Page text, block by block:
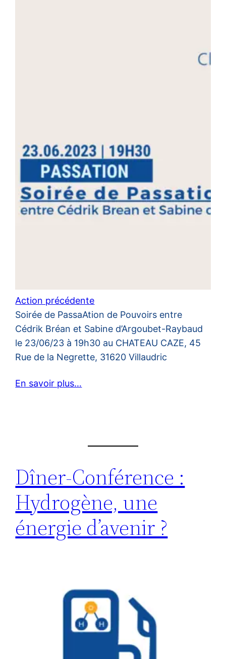
Action précédente
Soirée de PassaAtion de Pouvoirs entre
Cédrik Bréan et Sabine d’Argoubet-Raybaud
le 23/06/23 à 19h30 au CHATEAU CAZE, 45
Rue de la Negrette, 31620 Villaudric
En savoir plus…
Dîner-Conférence :
Hydrogène, une
énergie d’avenir ?